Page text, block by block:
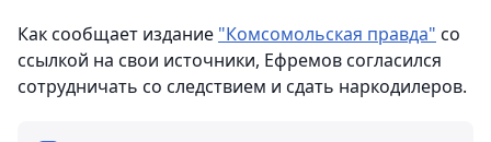
Как сообщает издание "Комсомольская правда" со
ссылкой на свои источники, Ефремов согласился
сотрудничать со следствием и сдать наркодилеров.